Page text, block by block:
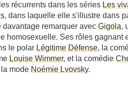
récurrents dans les séries Les
, dans laquelle elle s'illustre dans
remarquer avec Gigola,
homosexuelle. Ses rôles gagnant
le polar Légitime Défense, la
Louise Wimmer, et la comédie
mode Noémie Lvovsky.